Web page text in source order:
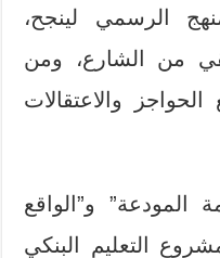
الرسمي لينجح،
من الشارع، ومن
والاعتقالات
المودعة” و”الواقع
التعليم البنكي